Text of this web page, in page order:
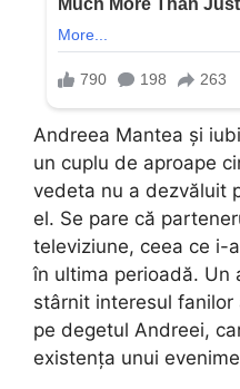
Andreea Mantea și
un cuplu de aproape
vedeta nu a dezvăluit
el. Se pare că
televiziune, ceea ce i-
în ultima perioadă. Un
stârnit interesul
pe degetul Andreei,
existența unui